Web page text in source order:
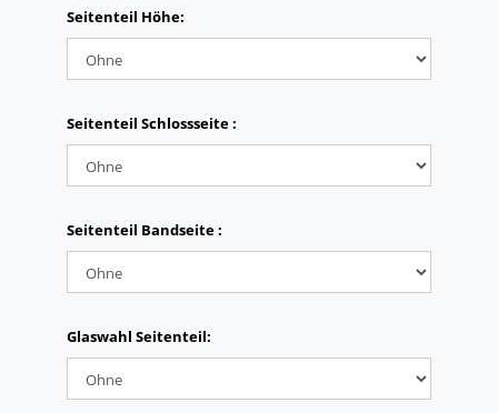
Seitenteil Höhe:
Seitenteil Schlossseite :
Seitenteil Bandseite :
Glaswahl Seitenteil: